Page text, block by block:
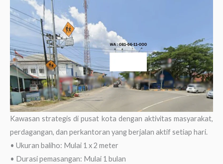
Kawasan strategis di pusat kota dengan aktivitas masyarakat,
perdagangan, dan perkantoran yang berjalan aktif setiap hari.
• Ukuran baliho: Mulai 1 x 2 meter
• Durasi pemasangan: Mulai 1 bulan